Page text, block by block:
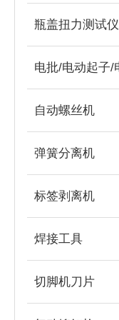
瓶盖扭力测试仪
自动螺丝机
弹簧分离机
标签剥离机
焊接工具
切脚机刀片